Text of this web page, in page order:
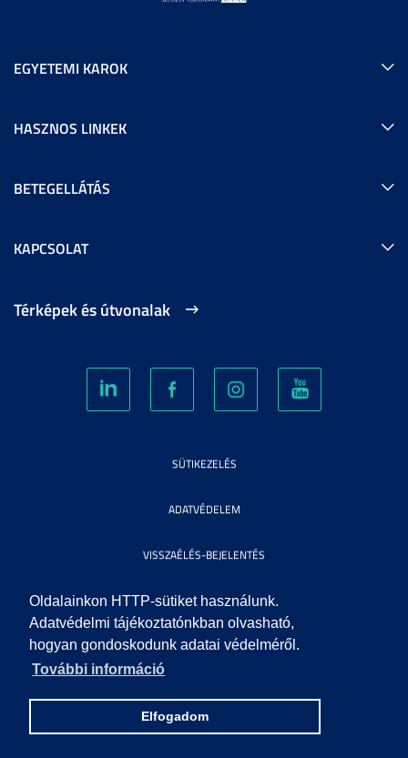
Oldalainkon HTTP-sütiket használunk.
Adatvédelmi tájékoztatónkban olvasható,
hogyan gondoskodunk adatai védelméről.
További információ
Elfogadom
EGYETEMI KAROK
HASZNOS LINKEK
BETEGELLÁTÁS
KAPCSOLAT
Térképek és útvonalak
SÜTIKEZELÉS
ADATVÉDELEM
VISSZAÉLÉS-BEJELENTÉS
KÖZÉRDEKŰ ADATOK
IMPRESSZUM